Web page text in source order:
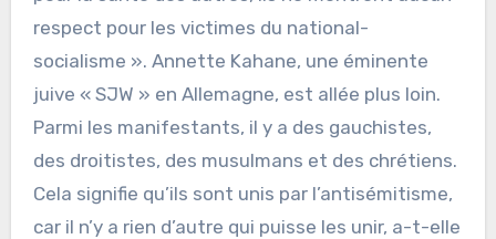
respect pour les victimes du national-
socialisme ». Annette Kahane, une éminente
juive « SJW » en Allemagne, est allée plus loin.
Parmi les manifestants, il y a des gauchistes,
des droitistes, des musulmans et des chrétiens.
Cela signifie qu’ils sont unis par l’antisémitisme,
car il n’y a rien d’autre qui puisse les unir, a-t-elle